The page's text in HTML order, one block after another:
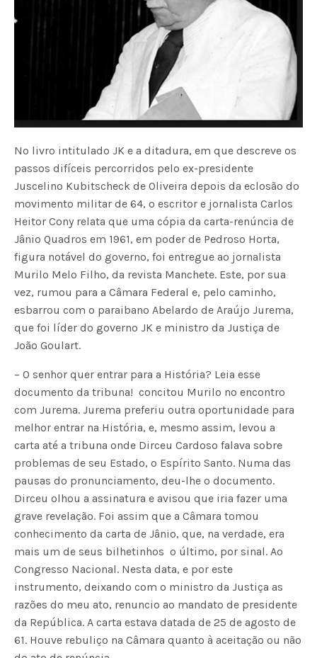
No livro intitulado JK e a ditadura, em que descreve os
passos difíceis percorridos pelo ex-presidente
Juscelino Kubitscheck de Oliveira depois da eclosão do
movimento militar de 64, o escritor e jornalista Carlos
Heitor Cony relata que uma cópia da carta-renúncia de
Jânio Quadros em 1961, em poder de Pedroso Horta,
figura notável do governo, foi entregue ao jornalista
Murilo Melo Filho, da revista Manchete. Este, por sua
vez, rumou para a Câmara Federal e, pelo caminho,
esbarrou com o paraibano Abelardo de Araújo Jurema,
que foi líder do governo JK e ministro da Justiça de
João Goulart.
– O senhor quer entrar para a História? Leia esse
documento da tribuna!  concitou Murilo no encontro
com Jurema. Jurema preferiu outra oportunidade para
melhor entrar na História, e, mesmo assim, levou a
carta até a tribuna onde Dirceu Cardoso falava sobre
problemas de seu Estado, o Espírito Santo. Numa das
pausas do pronunciamento, deu-lhe o documento.
Dirceu olhou a assinatura e avisou que iria fazer uma
grave revelação. Foi assim que a Câmara tomou
conhecimento da carta de Jânio, que, na verdade, era
mais um de seus bilhetinhos  o último, por sinal. Ao
Congresso Nacional. Nesta data, e por este
instrumento, deixando com o ministro da Justiça as
razões do meu ato, renuncio ao mandato de presidente
da República. A carta estava datada de 25 de agosto de
61. Houve rebuliço na Câmara quanto à aceitação ou não